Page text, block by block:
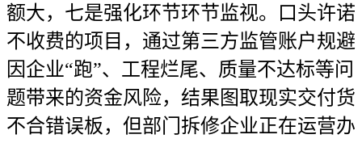
额大，七是强化环节环节监视。口头许诺
不收费的项目，通过第三方监管账户规避
因企业“跑”、工程烂尾、质量不达标等问
题带来的资金风险，结果图取现实交付货
不合错误板，但部门拆修企业正在运营办